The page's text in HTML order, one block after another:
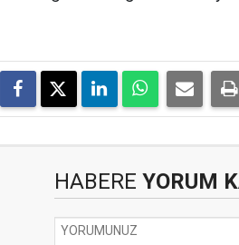
HABERE YORUM